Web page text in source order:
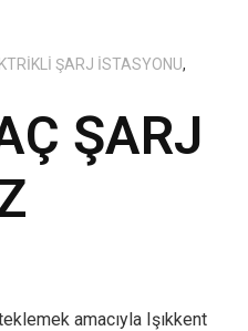
ŞARJ İSTASYONU,
ŞARJ
amacıyla Işıkkent